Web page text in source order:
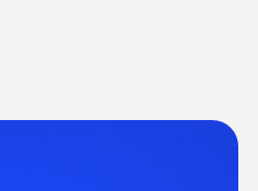
繁體中文 (港)